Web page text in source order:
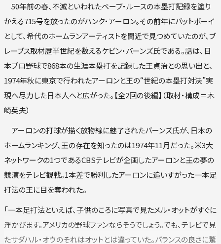
50年前の春、不滅といわれたベーブ・ルースの本塁打記録を塗り
かえる715号を放ったのがハンク・アーロン。その前年にバットボーイ
として、希代のホームランアーティストを間近で見つめていたのが、ブ
レーブス取材歴半世紀を数えるケビン・バーンズ氏である。話は、日
本プロ野球で868本の生涯本塁打を記録した王貞治との思い出と、
1974年秋に東京で行われたアーロンと王の“世紀の本塁打対決”実
現へ尽力した日本人へと広がった。【全2回の後編】（取材・構成＝木
崎英夫）
アーロンの打球が描く放物線に魅了されたバーンズ氏が、日本の
ホームランキング、王の存在を知ったのは1974年11月だった。米3大
ネットワークの1つであるCBSテレビが企画したアーロンと王の夢の
競演をテレビ観戦。1本差で勝利したアーロンに追いすがった一本足
打法の王に目を奪われた。
「一本足打法といえば、子供のころに写真で見たメル・オットがすぐに
浮かびます。アメリカの野球ファンならそうでしょう。でも、テレビで見
たサダハル・オウのそれはオットとは違っていた。バランスの良さに驚